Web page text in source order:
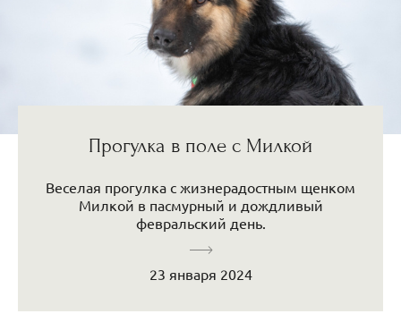
Прогулка в поле с Милкой
Веселая прогулка с жизнерадостным щенком
Милкой в пасмурный и дождливый
февральский день.
23 января 2024